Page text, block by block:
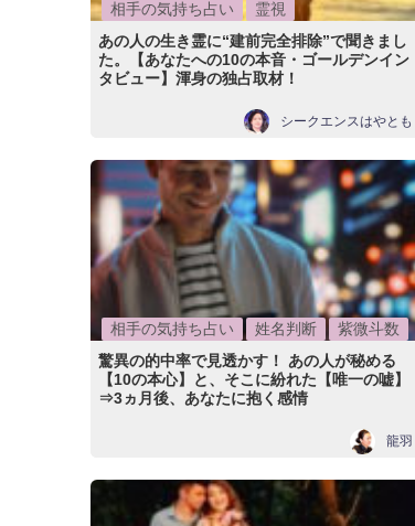
相手の気持ち占い
霊視
あの人の生き霊に“建前完全排除”で聞きまし
た。【あなたへの10の本音・ゴールデンイン
タビュー】渾身の独占取材！
シークエンスはやとも
相手の気持ち占い 姓名判断
紫微斗数
驚異の的中率で見透かす！ あの人が秘める
【10の本心】と、そこに紛れた【唯一の嘘】
⇒3ヵ月後、あなたに抱く感情
龍羽